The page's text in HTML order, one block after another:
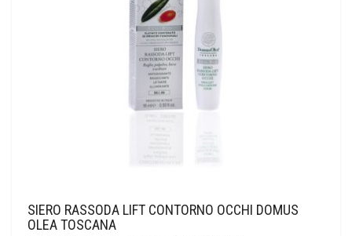
SIERO RASSODA LIFT CONTORNO OCCHI DOMUS
OLEA TOSCANA